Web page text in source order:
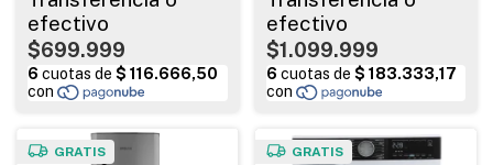
$699.999 $1.099.999
GRATIS GRATIS